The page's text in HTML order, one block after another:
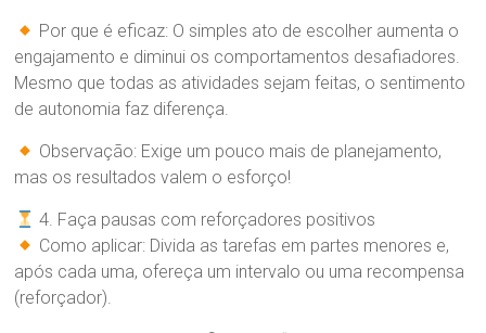
Por que é eficaz: O simples ato de escolher aumenta o
engajamento e diminui os comportamentos desafiadores.
Mesmo que todas as atividades sejam feitas, o sentimento
de autonomia faz diferença.
Observação: Exige um pouco mais de planejamento,
mas os resultados valem o esforço!
4. Faça pausas com reforçadores positivos
Como aplicar: Divida as tarefas em partes menores e,
após cada uma, ofereça um intervalo ou uma recompensa
(reforçador).